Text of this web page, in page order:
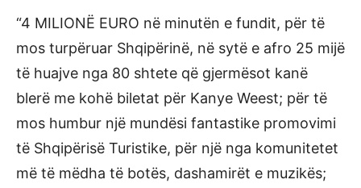
“4 MILIONË EURO në minutën e fundit, për të
mos turpëruar Shqipërinë, në sytë e afro 25 mijë
të huajve nga 80 shtete që gjermësot kanë
blerë me kohë biletat për Kanye Weest; për të
mos humbur një mundësi fantastike promovimi
të Shqipërisë Turistike, për një nga komunitetet
më të mëdha të botës, dashamirët e muzikës;